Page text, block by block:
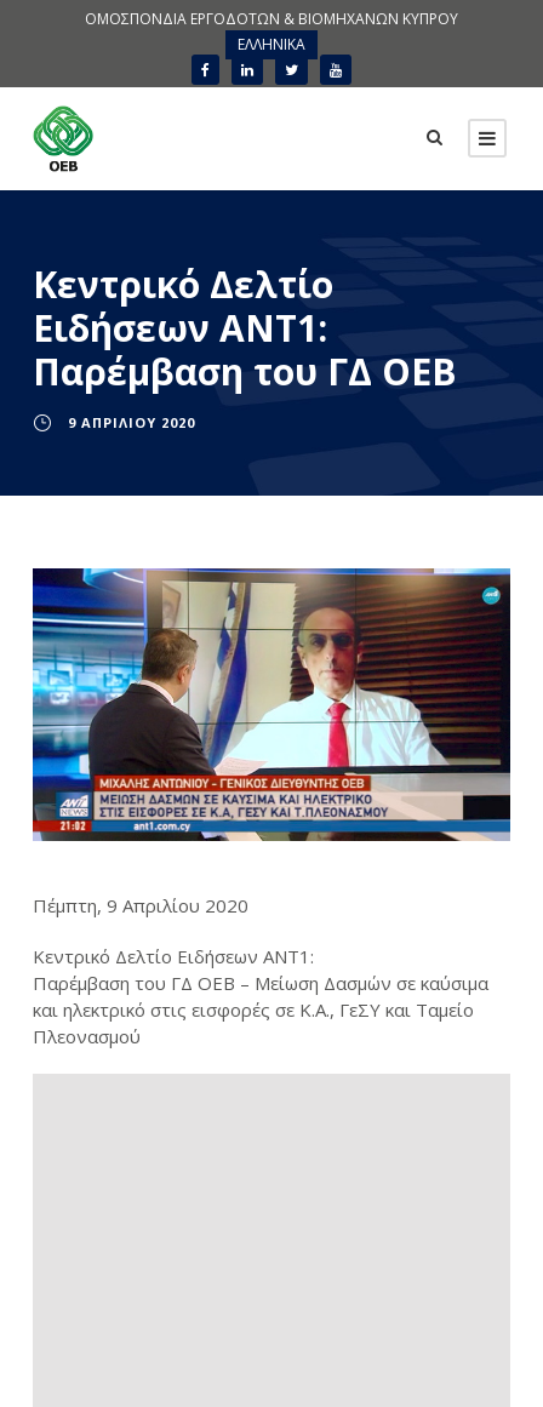
ΟΜΟΣΠΟΝΔΙΑ ΕΡΓΟΔΟΤΩΝ & ΒΙΟΜΗΧΑΝΩΝ ΚΥΠΡΟΥ
ΕΛΛΗΝΙΚΑ
Κεντρικό Δελτίο
Ειδήσεων ΑΝΤ1:
Παρέμβαση του ΓΔ ΟΕΒ
9 ΑΠΡΙΛΊΟΥ 2020
Πέμπτη, 9 Απριλίου 2020
Κεντρικό Δελτίο Ειδήσεων ΑΝΤ1:
Παρέμβαση του ΓΔ ΟΕΒ – Μείωση Δασμών σε καύσιμα
και ηλεκτρικό στις εισφορές σε Κ.Α., ΓεΣΥ και Ταμείο
Πλεονασμού